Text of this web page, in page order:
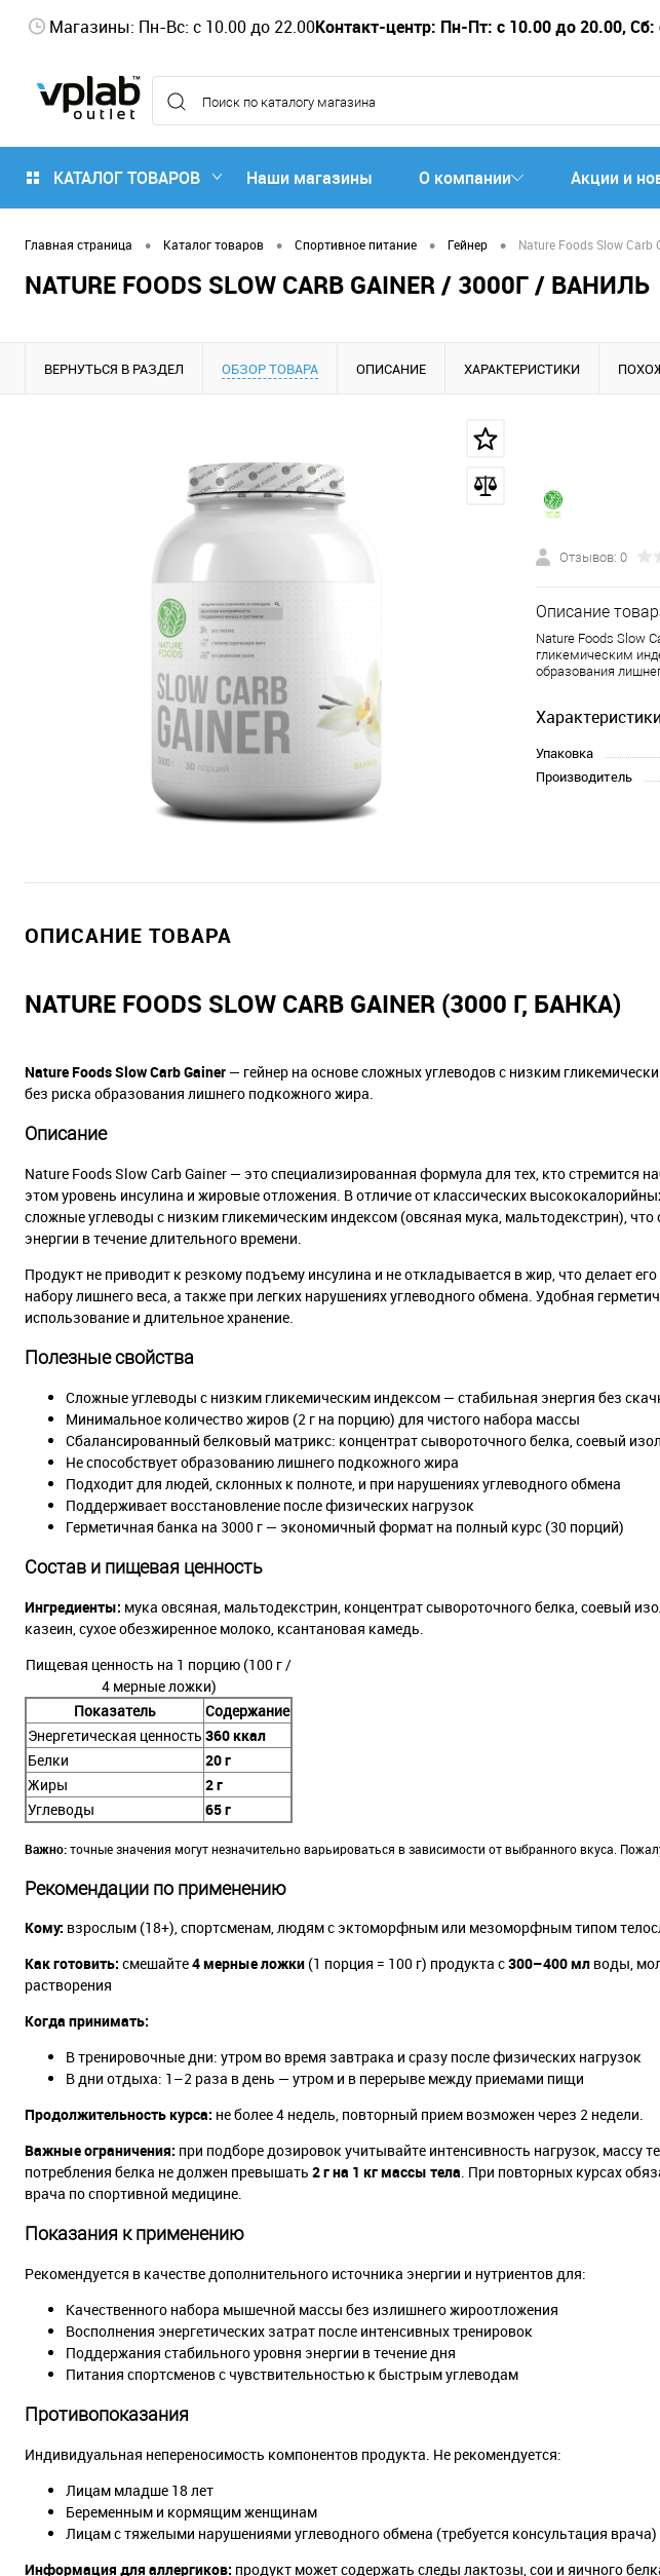
Магазины: Пн-Вс: с 10.00 до 22.00Контакт-центр: Пн-Пт: с 10.00 до 20.00,
КАТАЛОГ ТОВАРОВ Наши магазины О компании Акции и
Главная страница • Каталог товаров • Спортивное питание • Гейнер • Nature Foods Slow Carb
NATURE FOODS SLOW CARB GAINER / 3000Г / ВАНИЛЬ
ВЕРНУТЬСЯ В РАЗДЕЛ ОБЗОР ТОВАРА ОПИСАНИЕ ХАРАКТЕРИСТИКИ
Отзывов: 0
Описание
Nature Foods Slow
гликемическим
образования
Упаковка
Производитель
ОПИСАНИЕ ТОВАРА
NATURE FOODS SLOW CARB GAINER (3000 Г, БАНКА)
Nature Foods Slow Carb Gainer — гейнер на основе сложных углеводов с низким
без риска образования лишнего подкожного жира.
Описание
Nature Foods Slow Carb Gainer — это специализированная формула для тех, кто стремится
этом уровень инсулина и жировые отложения. В отличие от классических
сложные углеводы с низким гликемическим индексом (овсяная мука, мальтодекстрин), что
энергии в течение длительного времени.
Продукт не приводит к резкому подъему инсулина и не откладывается в жир, что делает
набору лишнего веса, а также при легких нарушениях углеводного обмена. Удобная
использование и длительное хранение.
Полезные свойства
Сложные углеводы с низким гликемическим индексом — стабильная энергия без
Минимальное количество жиров (2 г на порцию) для чистого набора массы
Сбалансированный белковый матрикс: концентрат сывороточного белка, соевый
Не способствует образованию лишнего подкожного жира
Подходит для людей, склонных к полноте, и при нарушениях углеводного обмена
Поддерживает восстановление после физических нагрузок
Герметичная банка на 3000 г — экономичный формат на полный курс (30 порций)
Состав и пищевая ценность
Ингредиенты: мука овсяная, мальтодекстрин, концентрат сывороточного белка, соевый
казеин, сухое обезжиренное молоко, ксантановая камедь.
Пищевая ценность на 1 порцию (100 г /
4 мерные ложки)
Показатель
Содержание
Энергетическая ценность 360 ккал
Белки
20 г
Жиры
2 г
Углеводы
65 г
Важно: точные значения могут незначительно варьироваться в зависимости от выбранного вкуса.
Рекомендации по применению
Кому: взрослым (18+), спортсменам, людям с эктоморфным или мезоморфным типом
Как готовить: смешайте4 мерные ложки (1 порция = 100 г) продукта с300–400 мл воды,
растворения
Когда принимать:
В тренировочные дни: утром во время завтрака и сразу после физических нагрузок
В дни отдыха: 1–2 раза в день — утром и в перерыве между приемами пищи
Продолжительность курса: не более 4 недель, повторный прием возможен через 2 недели.
Важные ограничения: при подборе дозировок учитывайте интенсивность нагрузок, массу
потребления белка не должен превышать 2 г на 1 кг массы тела. При повторных курсах
врача по спортивной медицине.
Показания к применению
Рекомендуется в качестве дополнительного источника энергии и нутриентов для:
Качественного набора мышечной массы без излишнего жироотложения
Восполнения энергетических затрат после интенсивных тренировок
Поддержания стабильного уровня энергии в течение дня
Питания спортсменов с чувствительностью к быстрым углеводам
Противопоказания
Индивидуальная непереносимость компонентов продукта. Не рекомендуется:
Лицам младше 18 лет
Беременным и кормящим женщинам
Лицам с тяжелыми нарушениями углеводного обмена (требуется консультация врача)
Информация для аллергиков: продукт может содержать следы лактозы, сои и яичного